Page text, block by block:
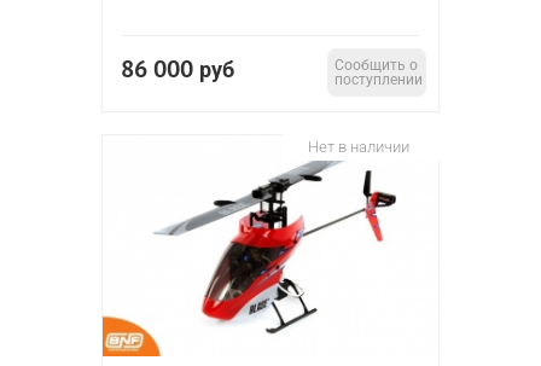
86 000 руб
Сообщить о
поступлении
Нет в наличии